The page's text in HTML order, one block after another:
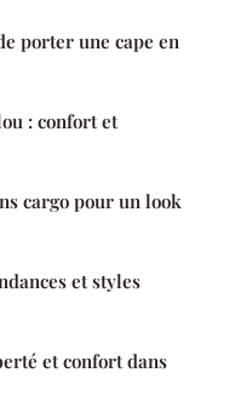
porter une cape en
: confort et
cargo pour un look
et styles
et confort dans